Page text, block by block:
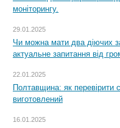
моніторингу.
29.01.2025
Чи можна мати два діючих
актуальне запитання від
22.01.2025
Полтавщина: як перевірити
виготовлений
16.01.2025